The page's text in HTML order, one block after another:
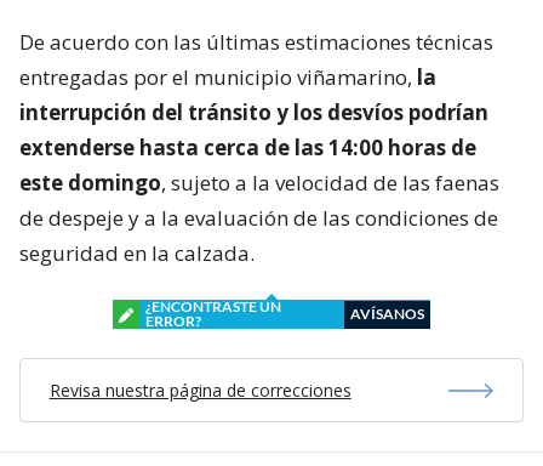
De acuerdo con las últimas estimaciones técnicas
entregadas por el municipio viñamarino, la
interrupción del tránsito y los desvíos podrían
extenderse hasta cerca de las 14:00 horas de
este domingo, sujeto a la velocidad de las faenas
de despeje y a la evaluación de las condiciones de
seguridad en la calzada.
¿ENCONTRASTE UN
ERROR?
AVÍSANOS
Revisa nuestra página de correcciones